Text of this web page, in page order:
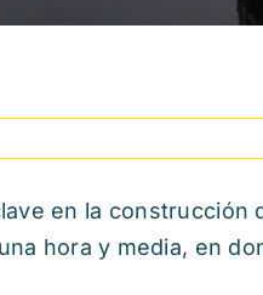
en la construcción
hora y media, en